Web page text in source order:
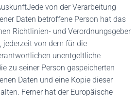
von der Verarbeitung
Daten betroffene Person hat das
Richtlinien- und Verordnungsgeber
jederzeit von dem für die
unentgeltliche
zu seiner Person gespeicherten
Daten und eine Kopie dieser
Ferner hat der Europäische